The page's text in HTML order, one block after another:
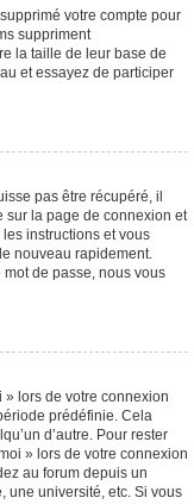
votre compte pour
suppriment
la taille de leur base de
et essayez de participer
pas être récupéré, il
sur la page de connexion et
instructions et vous
nouveau rapidement.
de passe, nous vous
lors de votre connexion
prédéfinie. Cela
d’autre. Pour rester
» lors de votre connexion
au forum depuis un
une université, etc. Si vous